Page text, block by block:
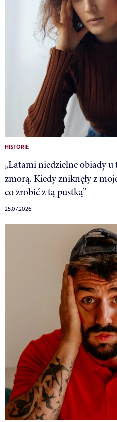
HISTORIE
„Latami niedzielne obiady u
zmorą. Kiedy zniknęły z
co zrobić z tą pustką”
25.07.2026